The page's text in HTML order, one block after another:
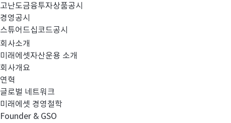
고난도금융투자상품공시
경영공시
스튜어드십코드공시
회사소개
미래에셋자산운용 소개
회사개요
연혁
글로벌 네트워크
미래에셋 경영철학
Founder & GSO
이전글
다음글